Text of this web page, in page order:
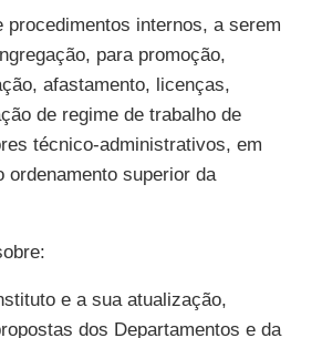
procedimentos internos, a serem
para promoção,
afastamento, licenças,
de regime de trabalho de
técnico-administrativos, em
ordenamento superior da
e a sua atualização,
dos Departamentos e da